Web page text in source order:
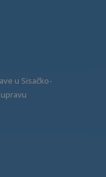
u Sisačko-